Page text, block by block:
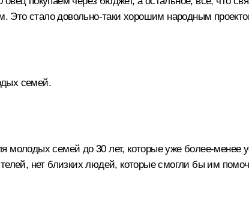
Это стало довольно‑таки хорошим народным
семей.
молодых семей до 30 лет, которые уже более-менее
нет близких людей, которые смогли бы им